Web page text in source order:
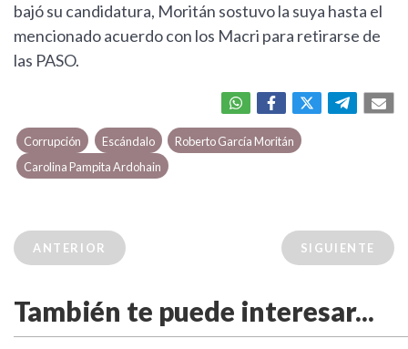
bajó su candidatura, Moritán sostuvo la suya hasta el
mencionado acuerdo con los Macri para retirarse de
las PASO.
Corrupción Escándalo
Roberto García Moritán
Carolina Pampita Ardohain
ANTERIOR SIGUIENTE
También te puede interesar...